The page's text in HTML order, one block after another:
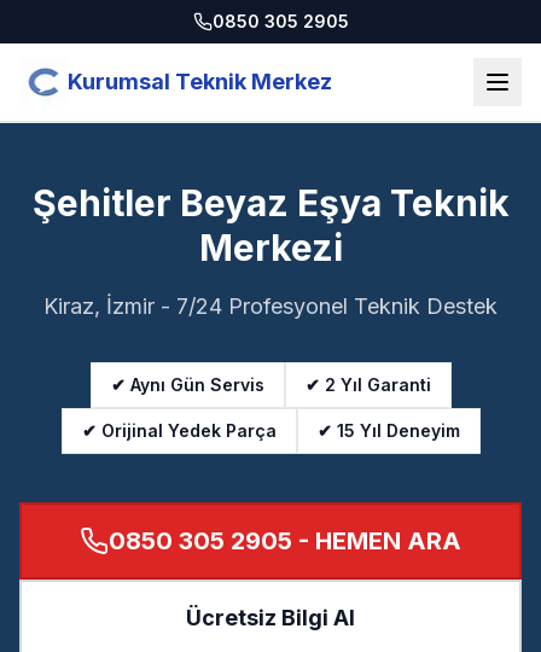
0850 305 2905
Kurumsal Teknik Merkez
Şehitler Beyaz Eşya Teknik
Merkezi
Kiraz, İzmir - 7/24 Profesyonel Teknik Destek
✔ Aynı Gün Servis ✔ 2 Yıl Garanti
✔ Orijinal Yedek Parça ✔ 15 Yıl Deneyim
0850 305 2905 - HEMEN ARA
Ücretsiz Bilgi Al